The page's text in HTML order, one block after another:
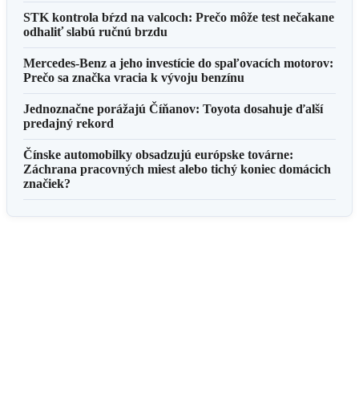
STK kontrola bŕzd na valcoch: Prečo môže test nečakane
odhaliť slabú ručnú brzdu
Mercedes-Benz a jeho investície do spaľovacích motorov:
Prečo sa značka vracia k vývoju benzínu
Jednoznačne porážajú Číňanov: Toyota dosahuje ďalší
predajný rekord
Čínske automobilky obsadzujú európske továrne:
Záchrana pracovných miest alebo tichý koniec domácich
značiek?